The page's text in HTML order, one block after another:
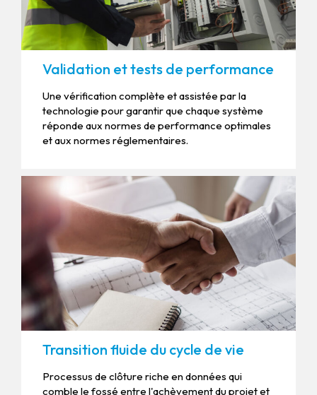
Validation et tests de performance
Une vérification complète et assistée par la
technologie pour garantir que chaque système
réponde aux normes de performance optimales
et aux normes réglementaires.
Transition fluide du cycle de vie
Processus de clôture riche en données qui
comble le fossé entre l'achèvement du projet et